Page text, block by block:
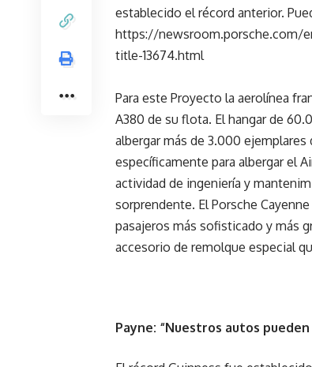
establecido el récord anterior.
https://newsroom.porsche.com/
title-13674.html
Para este Proyecto la aerolínea
A380 de su flota. El hangar de
albergar más de 3.000
específicamente para albergar el
actividad de ingeniería y
sorprendente. El Porsche
pasajeros más sofisticado y más
accesorio de remolque especial
Payne: “Nuestros autos